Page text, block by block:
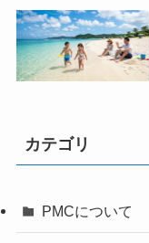
カテゴリ
PMCについて